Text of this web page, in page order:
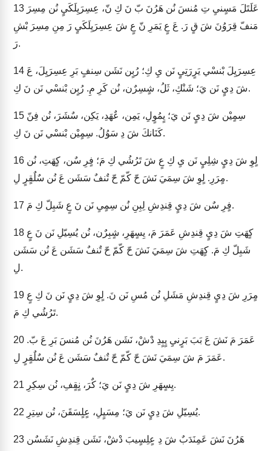
13
مَنفّ قِرَوُنَ شَ قٍ رَ. عَ عٍ يَمَرِ نّ عٍ شَ عِسِرَيِلَكَيٍ رَ مِنِ مِسِرَ بْشِ
رَ.
14
شَ دِيٍ نَن يَ؛ شَنْكِ، ثَلُ، شٍسِرٌن، نُن كَرِ مِ. رُبٍن بْنسْي نَن نَ كِ.
15
كَنَانكَ شَ دِ سَوُلُ. سِمٍيْن بْنسْي نَن نَ كِ.
16
مٍرَرِ. لٍوِ شَ سِمَيَ نَشَ حّ كّمّ حّ تٌنفٌ سَشَن عَ نُن سٌلٌقٍرٍ لِ.
17 فٍرِ سٌن شَ دِيٍ قِندِشِ لِبِنِ نُن سِمٍيِ نَن نَ عٍ شَبِلّ كِ مَ.
18
شَبِلّ كِ مَ. كٍهَتِ شَ سِمَيَ نَشَ حّ كّمّ حّ تٌنفٌ سَشَن عَ نُن سَشَن
لِ.
19
تَرُشُي كِ مَ.
20
عَمَرَ مَ شَ سِمَيَ نَشَ حّ كّمّ حّ تٌنفٌ سَشَن عَ نُن سٌلٌقٍرٍ لِ.
21 يِسٍهَرِ شَ دِيٍ نَن يَ؛ كٌرَ، نٍقٍفِ، نُن سِكِرِ.
22 يُسِيّلِ شَ دِيٍ نَن يَ؛ مِسَيٍلِ، عٍلٍسَقَنَ، نُن سِتِرِ.
23